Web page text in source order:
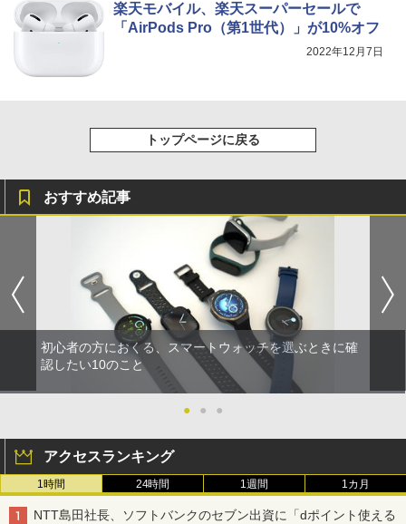
楽天モバイル、楽天スーパーセールで
「AirPods Pro（第1世代）」が10%オフ
2022年12月7日
トップページに戻る
おすすめ記事
初心者の方におくる、スマートウォッチを選ぶときに確
認したい10のこと
● ● ●
アクセスランキング
1時間 24時間 1週間 1カ月
NTT島田社長、ソフトバンクのセブン出資に「dポイント使える